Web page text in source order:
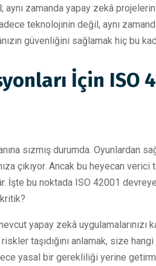
aynı zamanda yapay zekâ
teknolojinin değil, aynı
güvenliğini sağlamak hiç bu
İçin ISO
sızmış durumda. Oyunlardan
çıkıyor. Ancak bu heyecan
İşte bu noktada ISO 42001
yapay zekâ
taşıdığını anlamak, size
yasal bir gerekliliği yerine